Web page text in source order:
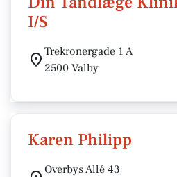
I/S
Trekronergade 1 A
2500 Valby
Karen Philipp
Overbys Allé 43